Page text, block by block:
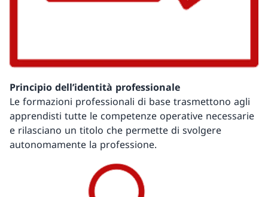
Principio dell’identità professionale
Le formazioni professionali di base trasmettono agli
apprendisti tutte le competenze operative necessarie
e rilasciano un titolo che permette di svolgere
autonomamente la professione.